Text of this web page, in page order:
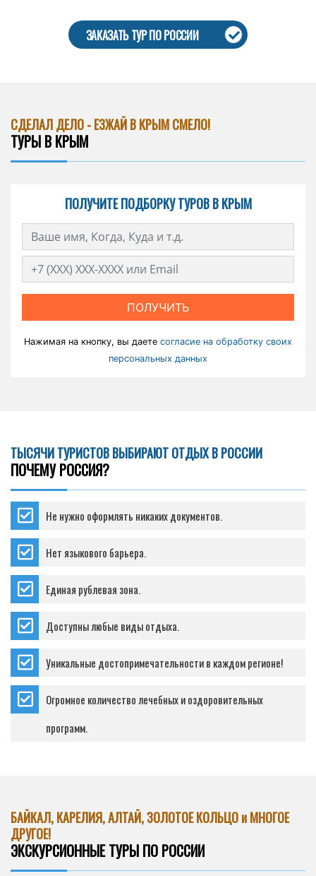
ЗАКАЗАТЬ ТУР ПО РОССИИ
СДЕЛАЛ ДЕЛО - ЕЗЖАЙ В КРЫМ СМЕЛО!
ТУРЫ В КРЫМ
ПОЛУЧИТЕ ПОДБОРКУ ТУРОВ В КРЫМ
ПОЛУЧИТЬ
Нажимая на кнопку, вы даете согласие на обработку своих
персональных данных
ТЫСЯЧИ ТУРИСТОВ ВЫБИРАЮТ ОТДЫХ В РОССИИ
ПОЧЕМУ РОССИЯ?
Не нужно оформлять никаких документов.
Нет языкового барьера.
Единая рублевая зона.
Доступны любые виды отдыха.
Уникальные достопримечательности в каждом регионе!
Огромное количество лечебных и оздоровительных
программ.
БАЙКАЛ, КАРЕЛИЯ, АЛТАЙ, ЗОЛОТОЕ КОЛЬЦО и МНОГОЕ
ДРУГОЕ!
ЭКСКУРСИОННЫЕ ТУРЫ ПО РОССИИ